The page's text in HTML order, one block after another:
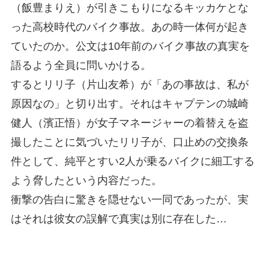
（飯豊まりえ）が引きこもりになるキッカケとな
った高校時代のバイク事故。あの時一体何が起き
ていたのか。公文は10年前のバイク事故の真実を
語るよう全員に問いかける。
するとリリ子（片山友希）が「あの事故は、私が
原因なの」と切り出す。それはキャプテンの城崎
健人（濱正悟）が女子マネージャーの着替えを盗
撮したことに気づいたリリ子が、口止めの交換条
件として、純平とすい2人が乗るバイクに細工する
よう脅したという内容だった。
衝撃の告白に驚きを隠せない一同であったが、実
はそれは彼女の誤解で真実は別に存在した…